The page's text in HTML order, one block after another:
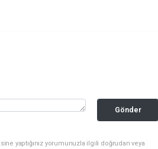
Gönder
yaptığınız yorumunuzla ilgili doğrudan veya